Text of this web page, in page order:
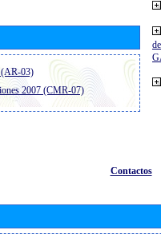
(AR-03)
2007 (CMR-07)
Contactos